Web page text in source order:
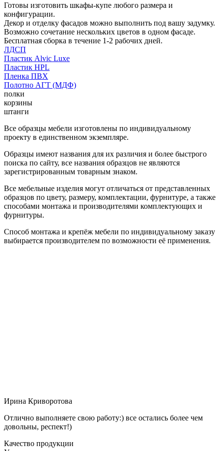
Готовы изготовить шкафы-купе любого размера и
конфигурации.
Декор и отделку фасадов можно выполнить под вашу задумку.
Возможно сочетание нескольких цветов в одном фасаде.
Бесплатная сборка в течение 1-2 рабочих дней.
ЛДСП
Пластик Alvic Luxe
Пластик HPL
Пленка ПВХ
Полотно АГТ (МДФ)
полки
корзины
штанги
Все образцы мебели изготовлены по индивидуальному
проекту в единственном экземпляре.
Образцы имеют названия для их различия и более быстрого
поиска по сайту, все названия образцов не являются
зарегистрированным товарным знаком.
Все мебельные изделия могут отличаться от представленных
образцов по цвету, размеру, комплектации, фурнитуре, а также
способами монтажа и производителями комплектующих и
фурнитуры.
Способ монтажа и крепёж мебели по индивидуальному заказу
выбирается производителем по возможности её применения.
Ирина Криворотова
Отлично выполняете свою работу:) все остались более чем
довольны, респект!)
Качество продукции